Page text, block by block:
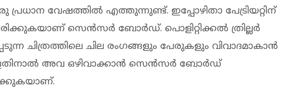
വേഷത്തിൽ എത്തുന്നുണ്ട്. ഇപ്പോഴിതാ പേട്രിയറ്റിന്
സെൻസർ ബോർഡ്. പൊളിറ്റിക്കൽ ത്രില്ല‍‍ർ
ചിത്രത്തിലെ ചില രംഗങ്ങളും പേരുകളും വിവാദമാകാൻ
അവ ഒഴിവാക്കാൻ സെൻസർ ബോ‍ർഡ്